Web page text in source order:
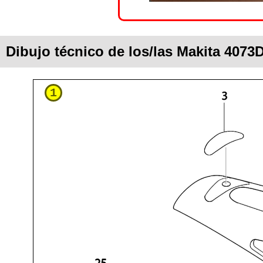
Dibujo técnico de los/las Makita
1